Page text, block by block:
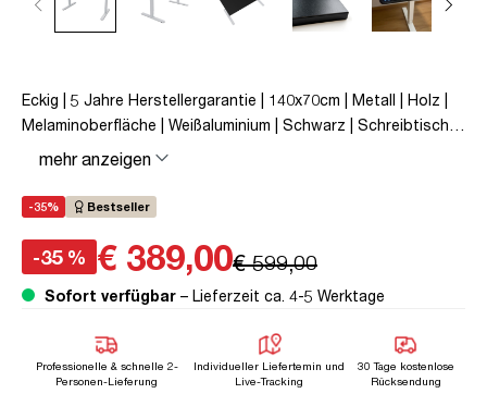
Eckig | 5 Jahre Herstellergarantie | 140x70cm | Metall | Holz |
Melaminoberfläche | Weißaluminium | Schwarz | Schreibtisch |
höhenverstellbar | unmontiert | Y-Line | bis zu 80 kg |
Steckertyp C | Schwarz | TÜV© mobiles Arbeiten | Kollisions-
Schutz | Elektrisch höhenverstellbar | Kindersicherung
mehr anzeigen
-35% Bestseller
-35 % € 389,00€ 599,00
Sofort verfügbar – Lieferzeit ca. 4-5 Werktage
Professionelle & schnelle 2-
Personen-Lieferung
Individueller Liefertemin und
Live-Tracking
30 Tage kostenlose
Rücksendung